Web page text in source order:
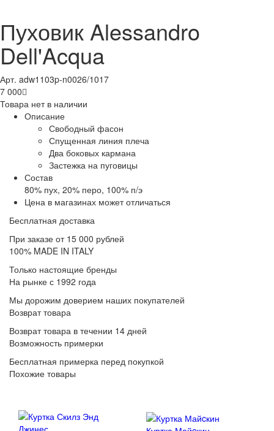
Пуховик Alessandro
Dell'Acqua
Арт. adw1103p-n0026/1017
7 000
Товара нет в наличии
Описание
Свободный фасон
Спущенная линия плеча
Два боковых кармана
Застежка на пуговицы
Состав
80% пух, 20% перо, 100% п/э
Цена в магазинах может отличаться
Бесплатная доставка
При заказе от 15 000 рублей
100% MADE IN ITALY
Только настоящие бренды
На рынке с 1992 года
Мы дорожим доверием наших покупателей
Возврат товара
Возврат товара в течении 14 дней
Возможность примерки
Бесплатная примерка перед покупкой
Похожие товары